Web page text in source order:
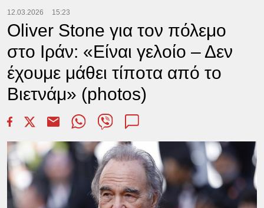
12.03.2026 15:23
Oliver Stone για τον πόλεμο
στο Ιράν: «Είναι γελοίο – Δεν
έχουμε μάθει τίποτα από το
Βιετνάμ» (photos)